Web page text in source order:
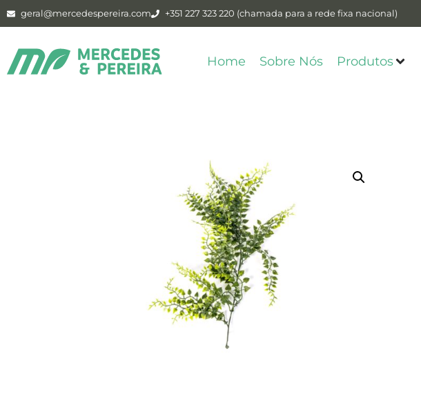
geral@mercedespereira.com +351 227 323 220 (chamada para a rede fixa nacional)
Home Sobre Nós Produtos